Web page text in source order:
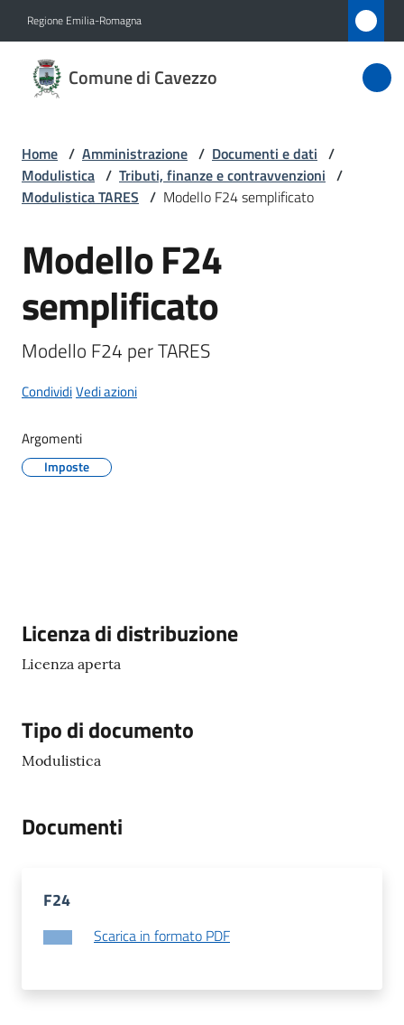
Regione Emilia-Romagna
Comune di Cavezzo
di
Amministrazione
Novità
Vivere
Cavezzo
Protezione
telematico
SUE
gli
argomenti...
Seguici
Home / Amministrazione / Documenti e dati /
Modulistica / Tributi, finanze e contravvenzioni /
Modulistica TARES / Modello F24 semplificato
Salta al contenuto
Modello F24
semplificato
Modello F24 per TARES
CondividiVedi azioni
Argomenti
Imposte
Descrizione
Licenza di distribuzione
Licenza aperta
Tipo di documento
Modulistica
Documenti
F24
Scarica in formato PDF